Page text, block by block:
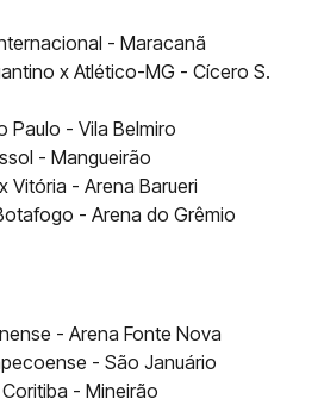
- Maracanã
x Atlético-MG - Cícero S.
Paulo - Vila Belmiro
- Mangueirão
Vitória - Arena Barueri
- Arena do Grêmio
- Arena Fonte Nova
- São Januário
- Mineirão